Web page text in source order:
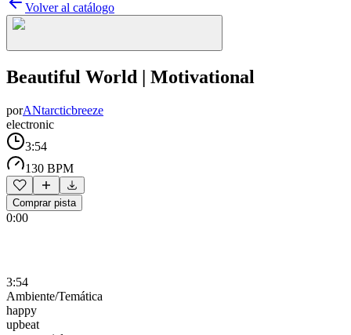
Volver al catálogo
Beautiful World | Motivational
porANtarcticbreeze
electronic
3:54
130 BPM
Comprar pista
0:00
3:54
Ambiente/Temática
happy
upbeat